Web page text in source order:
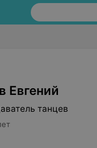
Евгений
танцев